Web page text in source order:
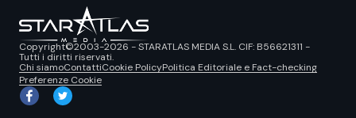
Copyright©2003-2026 - STARATLAS MEDIA S.L. CIF: B56621311 -
Tutti i diritti riservati.
Chi siamoContattiCookie PolicyPolitica Editoriale e Fact-checking
Preferenze Cookie